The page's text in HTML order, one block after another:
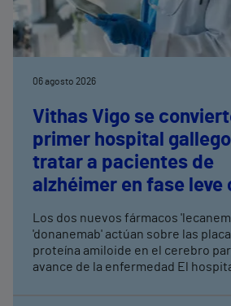
06 agosto 2026
Vithas Vigo se
primer hospital
tratar a pacientes de
alzhéimer en fase leve
terapias antiamiloide
Los dos nuevos fármacos
'donanemab' actúan sobre las
proteína amiloide en el cerebro
avance de la enfermedad El hospital cuenta